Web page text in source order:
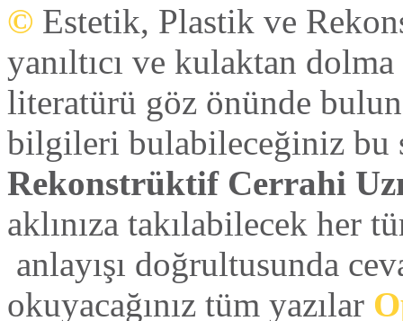
© Estetik, Plastik ve
yanıltıcı ve kulaktan
literatürü göz önünde
bilgileri bulabileceğiniz bu
Rekonstrüktif Cerrahi
aklınıza takılabilecek her
anlayışı doğrultusunda
okuyacağınız tüm yazılar